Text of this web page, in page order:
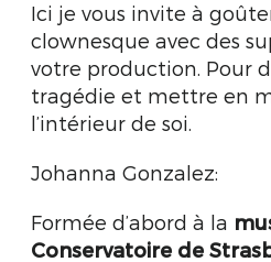
Ici je vous invite à
clownesque avec des
votre production. Pour
tragédie et mettre en
l’intérieur de soi.
Johanna Gonzalez:
Formée d’abord à la
Conservatoire de